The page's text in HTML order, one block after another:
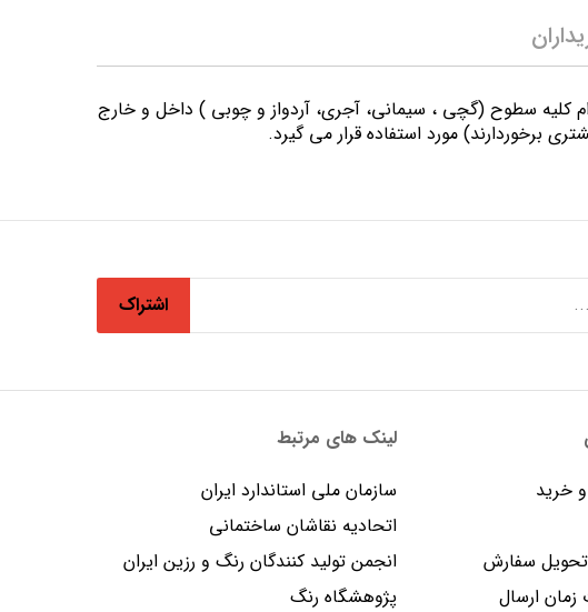
کلیه سطوح (گچی ، سیمانی، آجری، آردواز و چوبی ) داخل و خارج
اشتراک
خرید
تحویل سفارش
ارسال
لینک های مرتبط
سازمان ملی استاندارد ایران
اتحادیه نقاشان ساختمانی
انجمن توليد كنندگان رنگ و رزين ايران
پژوهشگاه رنگ